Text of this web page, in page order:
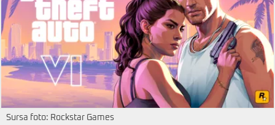
Sursa foto: Rockstar Games